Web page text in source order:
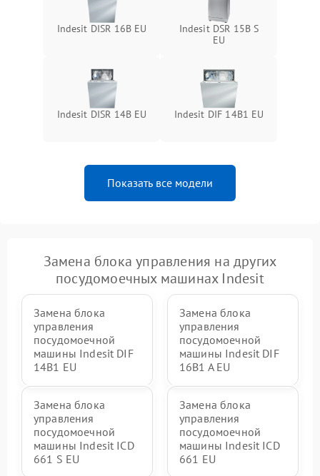
Indesit DISR 16B EU
Indesit DSR 15B S
EU
Indesit DISR 14B EU Indesit DIF 14B1 EU
Показать все модели
Замена блока управления на других
посудомоечных машинах Indesit
Замена блока
управления
посудомоечной
машины Indesit DIF
14B1 EU
Замена блока
управления
посудомоечной
машины Indesit DIF
16B1 A EU
Замена блока
управления
посудомоечной
машины Indesit ICD
661 S EU
Замена блока
управления
посудомоечной
машины Indesit ICD
661 EU